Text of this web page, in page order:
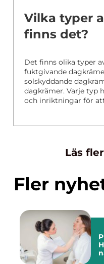
Vilka typer
finns det?
Det finns olika typer
fuktgivande
solskyddande
dagkrämer. Varje typ
och inriktningar för
Läs
Fler